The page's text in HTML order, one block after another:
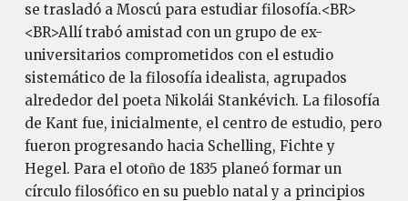
se trasladó a Moscú para estudiar filosofía.<BR>
<BR>Allí trabó amistad con un grupo de ex-
universitarios comprometidos con el estudio
sistemático de la filosofía idealista, agrupados
alrededor del poeta Nikolái Stankévich. La filosofía
de Kant fue, inicialmente, el centro de estudio, pero
fueron progresando hacia Schelling, Fichte y
Hegel. Para el otoño de 1835 planeó formar un
círculo filosófico en su pueblo natal y a principios